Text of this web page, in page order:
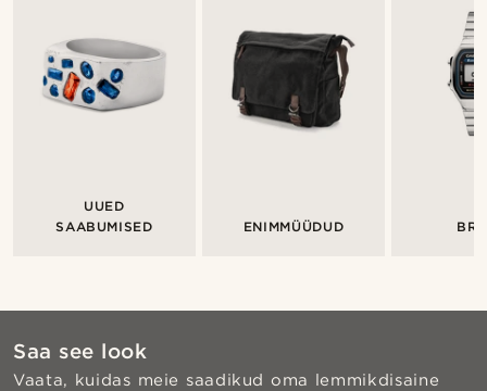
UUED
SAABUMISED
ENIMMÜÜDUD
Saa see look
Vaata, kuidas meie saadikud oma lemmikdisaine